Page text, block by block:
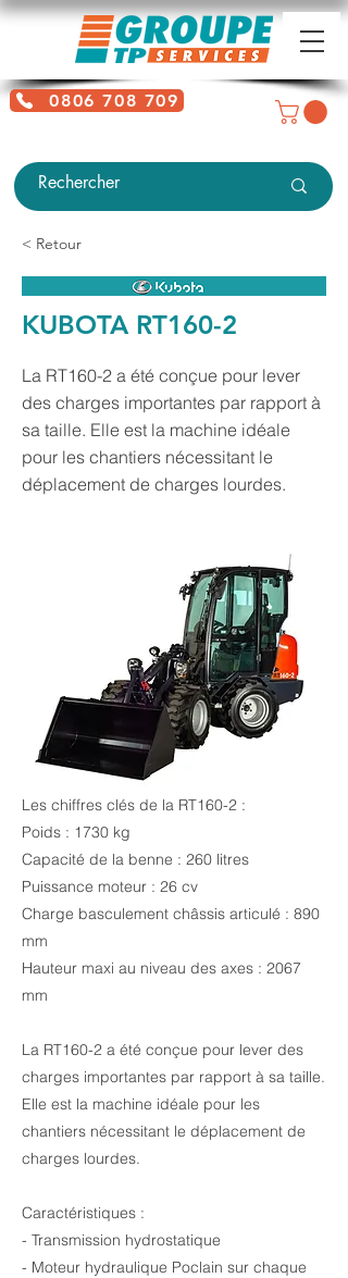
0806 708 709
< Retour
KUBOTA RT160-2
La RT160-2 a été conçue pour lever
des charges importantes par rapport à
sa taille. Elle est la machine idéale
pour les chantiers nécessitant le
déplacement de charges lourdes.
Les chiffres clés de la RT160-2 :
Poids : 1730 kg
Capacité de la benne : 260 litres
Puissance moteur : 26 cv
Charge basculement châssis articulé : 890
mm
Hauteur maxi au niveau des axes : 2067
mm
La RT160-2 a été conçue pour lever des
charges importantes par rapport à sa taille.
Elle est la machine idéale pour les
chantiers nécessitant le déplacement de
charges lourdes.
Caractéristiques :
- Transmission hydrostatique
- Moteur hydraulique Poclain sur chaque